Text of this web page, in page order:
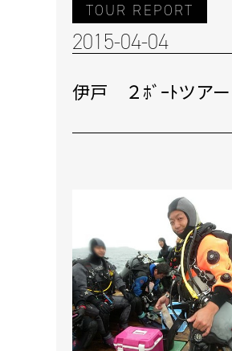
TOUR REPORT
2015-04-04
伊戸 ２ﾎﾞｰﾄツアー